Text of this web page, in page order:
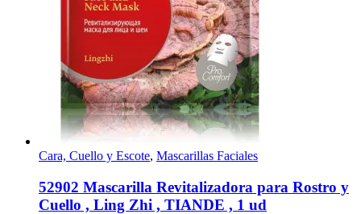
Cara, Cuello y Escote, Mascarillas Faciales
52902 Mascarilla Revitalizadora para Rostro y
Cuello , Ling Zhi , TIANDE , 1 ud